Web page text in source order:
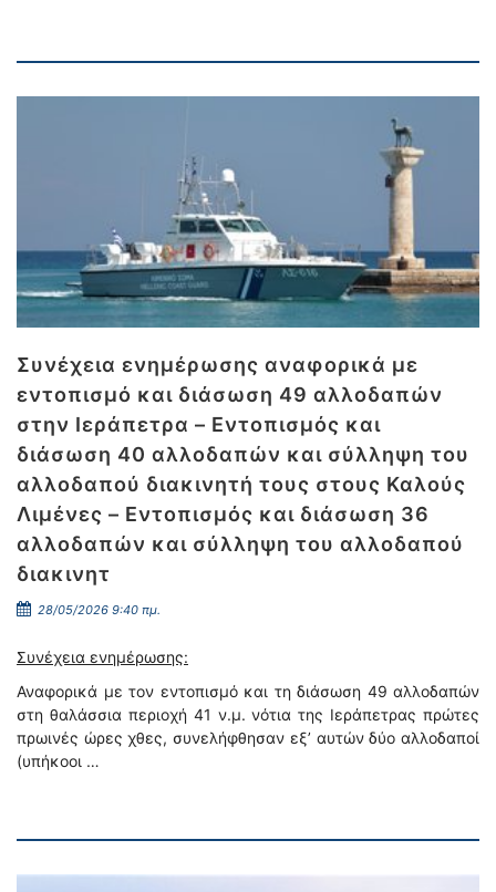
Συνέχεια ενημέρωσης αναφορικά με
εντοπισμό και διάσωση 49 αλλοδαπών
στην Ιεράπετρα – Εντοπισμός και
διάσωση 40 αλλοδαπών και σύλληψη του
αλλοδαπού διακινητή τους στους Καλούς
Λιμένες – Εντοπισμός και διάσωση 36
αλλοδαπών και σύλληψη του αλλοδαπού
διακινητ
28/05/2026 9:40 πμ.
Συνέχεια ενημέρωσης:
Αναφορικά με τον εντοπισμό και τη διάσωση 49 αλλοδαπών
στη θαλάσσια περιοχή 41 ν.μ. νότια της Ιεράπετρας πρώτες
πρωινές ώρες χθες, συνελήφθησαν εξ’ αυτών δύο αλλοδαποί
(υπήκοοι …